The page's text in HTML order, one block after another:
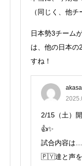
（同じく、他
日本勢3チーム
は、他の日本の
すね！
2/15（土）
👍✨️
試合内容は
🇵🇾達と声を